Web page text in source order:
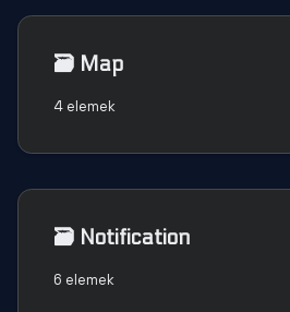
🗃️ Map
4 elemek
🗃️ Notification
6 elemek